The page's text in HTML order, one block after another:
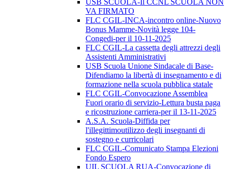
USB SCUOLA-Il CCNL SCUOLA NON
VA FIRMATO
FLC CGIL-INCA-incontro online-Nuovo
Bonus Mamme-Novità legge 104-
Congedi-per il 10-11-2025
FLC CGIL-La cassetta degli attrezzi degli
Assistenti Amministrativi
USB Scuola Unione Sindacale di Base-
Difendiamo la libertà di insegnamento e di
formazione nella scuola pubblica statale
FLC CGIL-Convocazione Assemblea
Fuori orario di servizio-Lettura busta paga
e ricostruzione carriera-per il 13-11-2025
A.S.A. Scuola-Diffida per
l'illegittimoutilizzo degli insegnanti di
sostegno e curricolari
FLC CGIL-Comunicato Stampa Elezioni
Fondo Espero
UIL SCUOLA RUA-Convocazione di